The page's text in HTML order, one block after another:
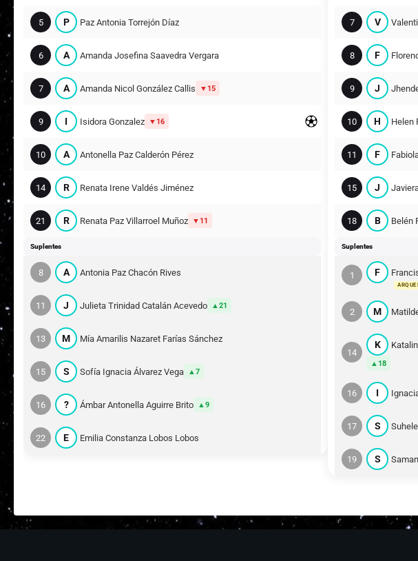
5 P Paz Antonia Torrejón Díaz
6 A Amanda Josefina Saavedra Vergara
7 A Amanda Nicol González Callis 15
9 I Isidora Gonzalez 16
10 A Antonella Paz Calderón Pérez
14 R Renata Irene Valdés Jiménez
21 R Renata Paz Villarroel Muñoz 11
Suplentes
8 A Antonia Paz Chacón Rives
11 J Julieta Trinidad Catalán Acevedo 21
13 M Mía Amarilis Nazaret Farías Sánchez
15 S Sofía Ignacia Álvarez Vega 7
16 ? Ámbar Antonella Aguirre Brito 9
22 E Emilia Constanza Lobos Lobos
7 V
8 F
9 J
10 H Helen
11 F
15 J
18 B Belén
Suplentes
1 F
2 M
14
K
18
16 I
17 S
19 S